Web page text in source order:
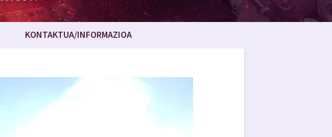
KONTAKTUA/INFORMAZIOA